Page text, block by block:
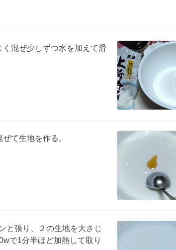
混ぜ少しずつ水を加えて滑
て生地を作る。
と張り、２の生地を大さじ
で1分半ほど加熱して取り